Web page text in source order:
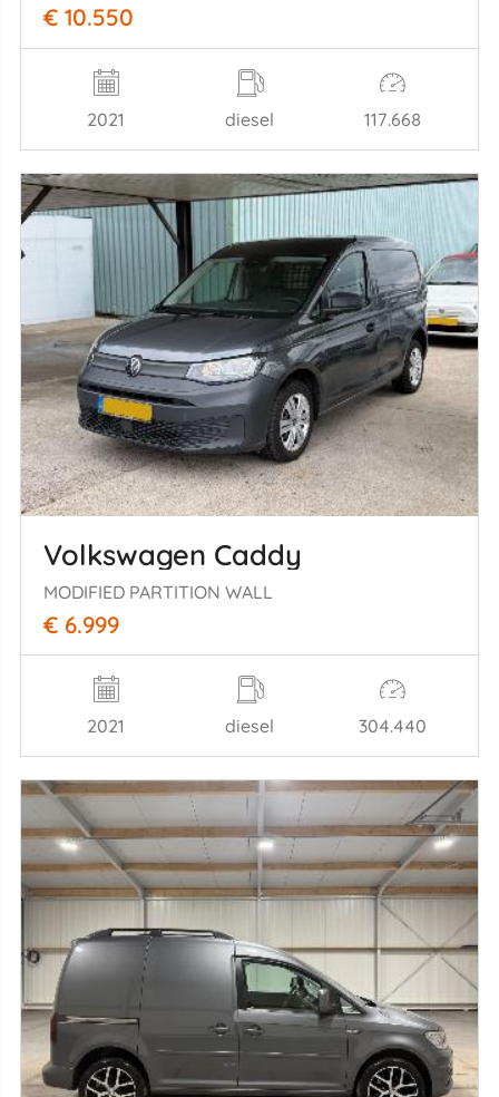
€ 10.550
2021 diesel 117.668
Volkswagen Caddy
MODIFIED PARTITION WALL
€ 6.999
2021 diesel 304.440